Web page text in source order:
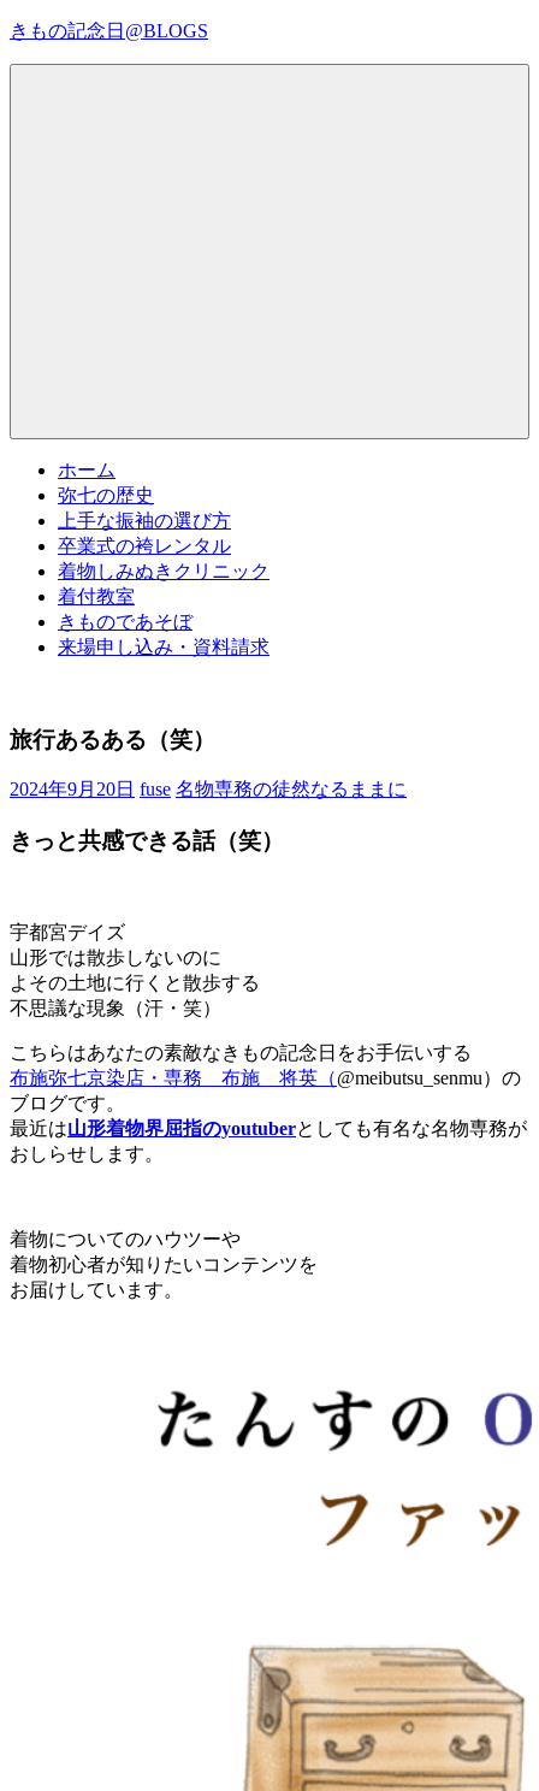
コ
きもの記念日@BLOGS
す。
ホーム
弥七の歴史
上手な振袖の選び方
卒業式の袴レンタル
着物しみぬきクリニック
着付教室
きものであそぼ
来場申し込み・資料請求
旅行あるある（笑）
2024年9月20日 fuse 名物専務の徒然なるままに
きっと共感できる話（笑）
宇都宮デイズ
山形では散歩しないのに
よその土地に行くと散歩する
不思議な現象（汗・笑）
こちらはあなたの素敵なきもの記念日をお手伝いする
布施弥七京染店・専務 布施 将英（@meibutsu_senmu）の
ブログです。
最近は山形着物界屈指のyoutuberとしても有名な名物専務が
おしらせします。
着物についてのハウツーや
着物初心者が知りたいコンテンツを
お届けしています。